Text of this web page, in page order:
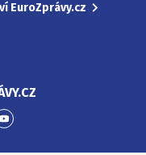
EuroZprávy.cz
Přejít